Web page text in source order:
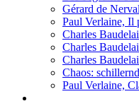
Gérard de
Paul Verlaine, Il
Charles
Charles
Charles
Chaos:
Paul Verlaine,